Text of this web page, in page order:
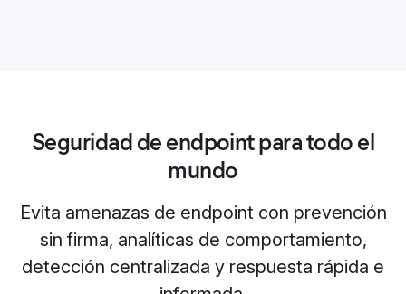
Seguridad de endpoint para todo el
mundo
Evita amenazas de endpoint con prevención
sin firma, analíticas de comportamiento,
detección centralizada y respuesta rápida e